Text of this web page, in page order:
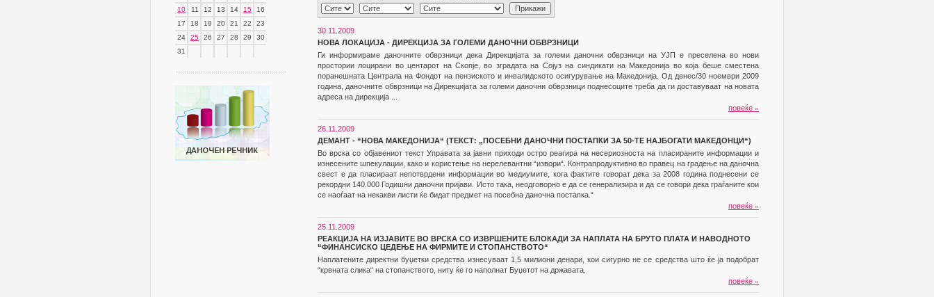
10
11 12 13 14 15
16
17
18 19 20 21 22
23
24
25 26 27 28 29
30
31
30.11.2009
НОВА ЛОКАЦИЈА - ДИРЕКЦИЈА ЗА ГОЛЕМИ ДАНОЧНИ ОБВРЗНИЦИ
Ги информираме даночните обврзници дека Дирекцијата за големи даночни обврзници на УЈП е преселена во нови
простории лоцирани во центарот на Скопје, во зградата на Сојуз на синдикати на Македонија во која беше сместена
поранешната Централа на Фондот на пензиското и инвалидското осигурување на Македонија. Од денес/30 ноември 2009
година, даночните обврзници на Дирекцијата за големи даночни обврзници поднесоците треба да ги доставуваат на новата
адреса на дирекција ...
повеќе »
26.11.2009
ДЕМАНТ - “НОВА МАКЕДОНИЈА“ (ТЕКСТ: „ПОСЕБНИ ДАНОЧНИ ПОСТАПКИ ЗА 50-ТЕ НАЈБОГАТИ МАКЕДОНЦИ“)
Во врска со објавениот текст Управата за јавни приходи остро реагира на несериозноста на пласираните информации и
изнесените шпекулации, како и користење на нерелевантни “извори“. Контрапродуктивно во правец на градење на даночна
свест е да пласираат непотврдени информации во медиумите, кога фактите говорат дека за 2008 година поднесени се
рекордни 140.000 Годишни даночни пријави. Исто така, неодговорно е да се генерализира и да се говори дека граѓаните кои
се наоѓаат на некакви листи ќе бидат предмет на посебна даночна постапка.“
повеќе »
25.11.2009
РЕАКЦИЈА НА ИЗЈАВИТЕ ВО ВРСКА СО ИЗВРШЕНИТЕ БЛОКАДИ ЗА НАПЛАТА НА БРУТО ПЛАТА И НАВОДНОТО
“ФИНАНСИСКО ЦЕДЕЊЕ НА ФИРМИТЕ И СТОПАНСТВОТО“
Наплатените директни буџетки средства изнесуваат 1,5 милиони денари, кои сигурно не се средства што ќе ја подобрат
“крвната слика“ на стопанството, ниту ќе го наполнат Буџетот на државата.
повеќе »